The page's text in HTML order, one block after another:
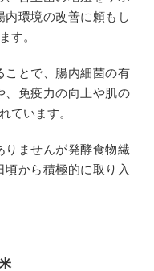
環境の改善に頼もし
す。
ことで、腸内細菌の有
、免疫力の向上や肌の
ています。
りませんが発酵食物繊
から積極的に取り入